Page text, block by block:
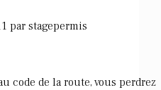
par stagepermis
code de la route, vous perdrez